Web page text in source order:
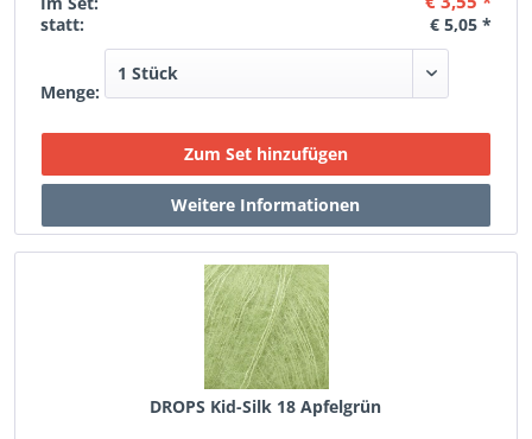
statt: € 5,05 *
Menge:
DROPS Kid-Silk 18 Apfelgrün